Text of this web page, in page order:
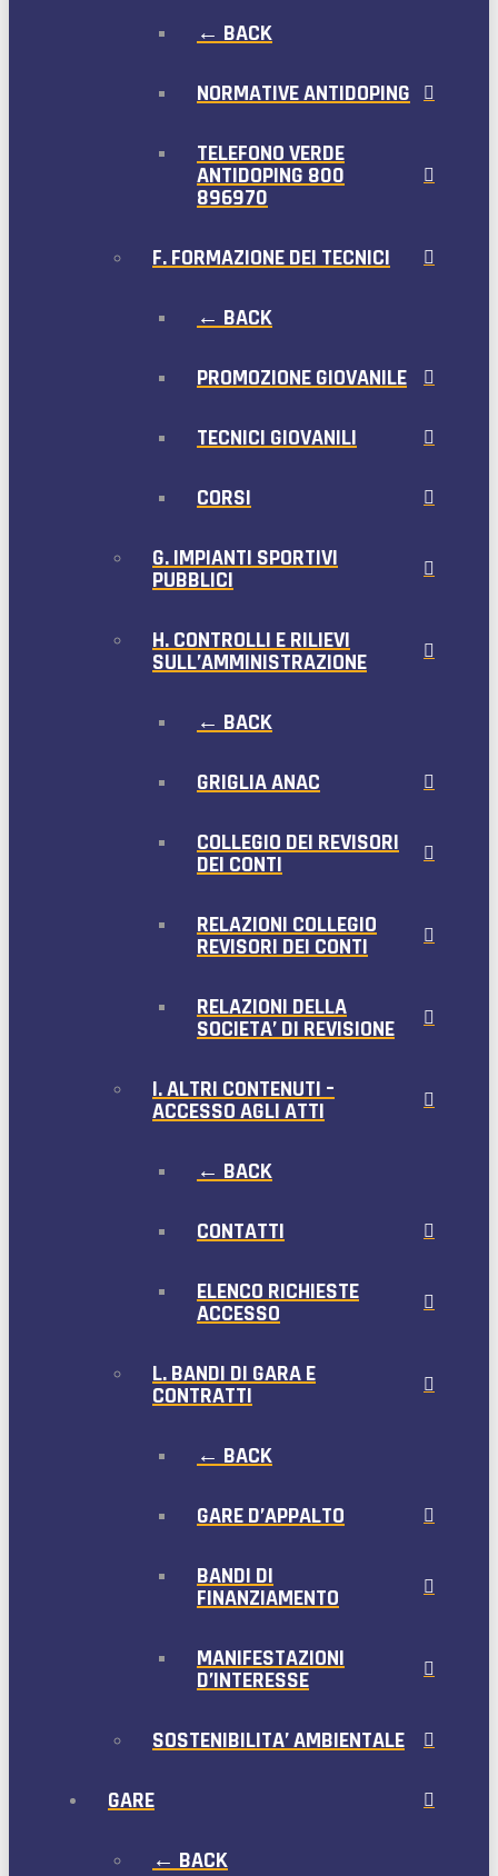
← BACK
NORMATIVE ANTIDOPING
TELEFONO VERDE
ANTIDOPING 800
896970
F. FORMAZIONE DEI TECNICI
← BACK
PROMOZIONE GIOVANILE
TECNICI GIOVANILI
CORSI
G. IMPIANTI SPORTIVI
PUBBLICI
H. CONTROLLI E RILIEVI
SULL’AMMINISTRAZIONE
← BACK
GRIGLIA ANAC
COLLEGIO DEI REVISORI
DEI CONTI
RELAZIONI COLLEGIO
REVISORI DEI CONTI
RELAZIONI DELLA
SOCIETA’ DI REVISIONE
I. ALTRI CONTENUTI –
ACCESSO AGLI ATTI
← BACK
CONTATTI
ELENCO RICHIESTE
ACCESSO
L. BANDI DI GARA E
CONTRATTI
← BACK
GARE D’APPALTO
BANDI DI
FINANZIAMENTO
MANIFESTAZIONI
D’INTERESSE
SOSTENIBILITA’ AMBIENTALE
GARE
← BACK